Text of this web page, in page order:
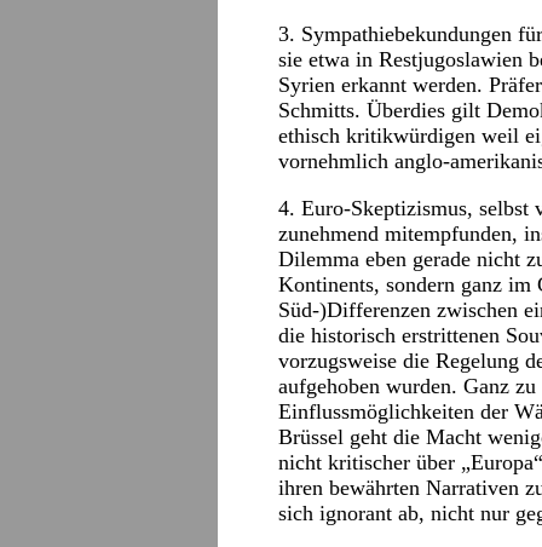
3. Sympathiebekundungen
sie etwa in Restjugoslawien
Syrien erkannt werden.
Schmitts. Überdies gilt
ethisch kritikwürdigen weil
vornehmlich anglo-
4. Euro-Skeptizismus, selbst
zunehmend mitempfunden,
Dilemma eben gerade nicht
Kontinents, sondern ganz im
Süd-)Differenzen zwischen
die historisch erstrittenen
vorzugsweise die Regelung
aufgehoben wurden. Ganz
Einflussmöglichkeiten der
Brüssel geht die Macht
nicht kritischer über
ihren bewährten Narrativen
sich ignorant ab, nicht nur